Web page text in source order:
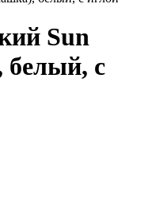
Sun
с